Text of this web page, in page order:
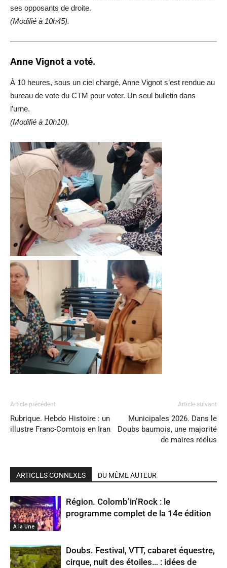
ses opposants de droite.
(Modifié à 10h45).
Anne Vignot a voté.
À 10 heures, sous un ciel chargé, Anne Vignot s’est rendue au
bureau de vote du CTM pour voter. Un seul bulletin dans
l’urne.
(Modifié à 10h10).
Article précédent
Rubrique. Hebdo Histoire : un
illustre Franc-Comtois en Iran
Article suivant
Municipales 2026. Dans le
Doubs baumois, une majorité
de maires réélus
ARTICLES CONNEXES DU MÊME AUTEUR
A la Une
Région. Colomb’in’Rock : le
programme complet de la 14e édition
Doubs. Festival, VTT, cabaret équestre,
cirque, nuit des étoiles… : idées de